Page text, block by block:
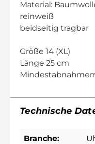
Material:
reinweiß
beidseitig tragbar
Größe 14 (XL)
Länge 25 cm
Technische
Branche: